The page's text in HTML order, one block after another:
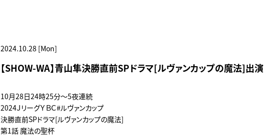
2024.10.28 [Mon]
【SHOW-WA】青山隼決勝直前SPドラマ[ルヴァンカップの魔法]出演
10月28日24時25分～5夜連続
2024ＪリーグＹＢＣ#ルヴァンカップ
決勝直前SPドラマ[ルヴァンカップの魔法]
第1話 魔法の聖杯